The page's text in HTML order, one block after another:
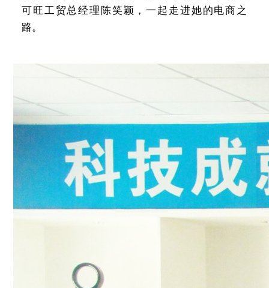
可旺工贸总经理陈笑颖，一起走进她的电商之
路。